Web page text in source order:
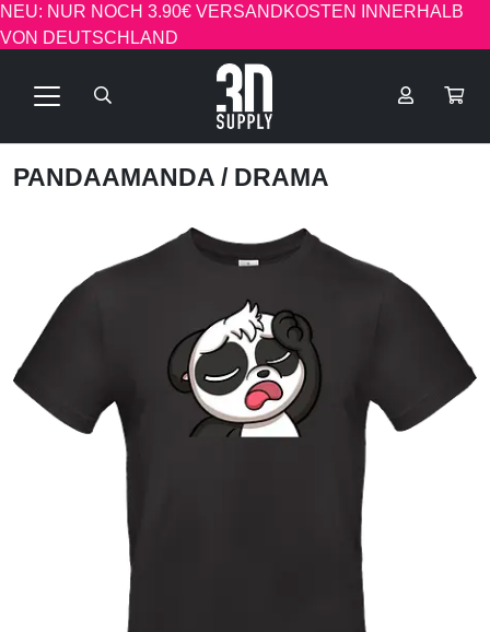
NEU: NUR NOCH 3.90€ VERSANDKOSTEN INNERHALB
VON DEUTSCHLAND
PANDAAMANDA / DRAMA